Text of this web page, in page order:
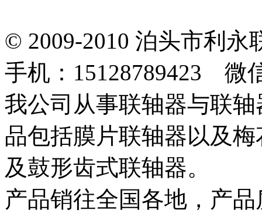
© 2009-2010 泊头市利
手机：15128789423 微
我公司从事联轴器与联
品包括膜片联轴器以及
及鼓形齿式联轴器。
产品销往全国各地，产